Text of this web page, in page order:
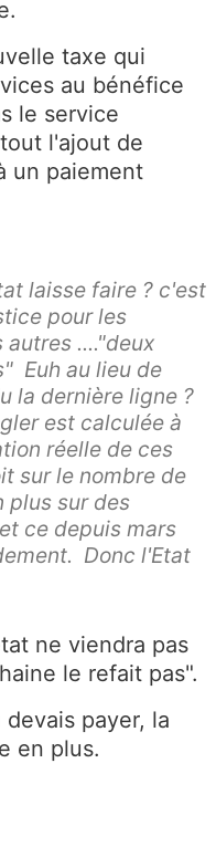
taxe qui
au bénéfice
le service
l'ajout de
un paiement
laisse faire ? c'est
pour les
...."deux
Euh au lieu de
la dernière ligne ?
est calculée à
réelle de ces
sur le nombre de
plus sur des
ce depuis mars
Donc l'Etat
ne viendra pas
le refait pas".
payer, la
en plus.